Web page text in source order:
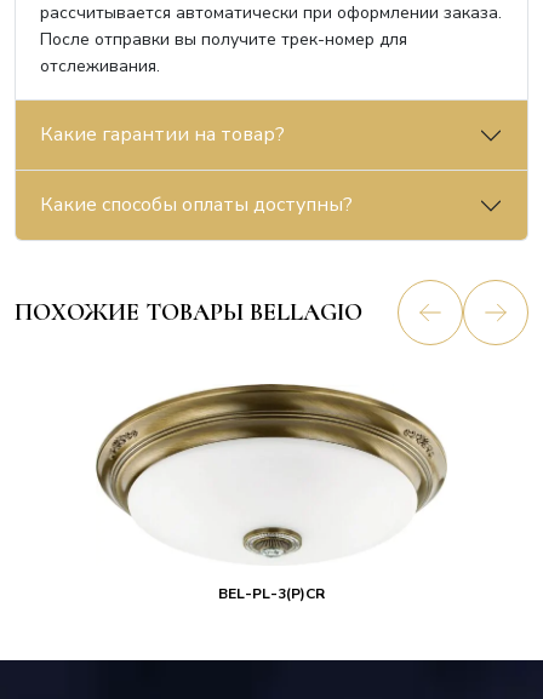
рассчитывается автоматически при оформлении заказа.
После отправки вы получите трек-номер для
отслеживания.
Какие гарантии на товар?
Какие способы оплаты доступны?
ПОХОЖИЕ ТОВАРЫ BELLAGIO
BEL-PL-3(P)CR